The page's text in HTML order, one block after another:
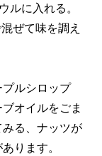
ルに入れる。
ぜて味を調え
ルシロップ
オイルをごま
る、ナッツが
ります。